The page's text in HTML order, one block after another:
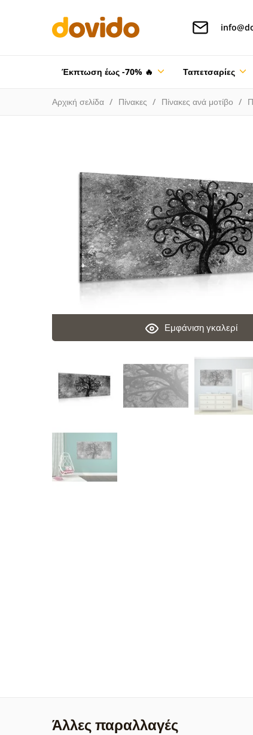
Έκπτωση έως -70% 🔥 Ταπετσαρίες
Αρχική σελίδα Πίνακες Πίνακες ανά μοτίβο
Εμφάνιση γκαλερί
Άλλες παραλλαγές